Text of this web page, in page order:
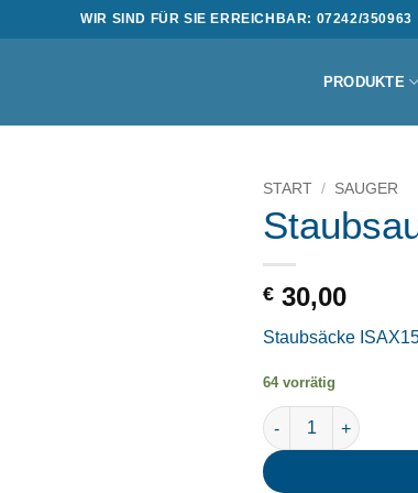
WIR SIND FÜR SIE ERREICHBAR: 07242/350963
PRODUKTE
START / SAUGER
€ 30,00
Staubsäcke
64 vorrätig
Staubsauger Beutel